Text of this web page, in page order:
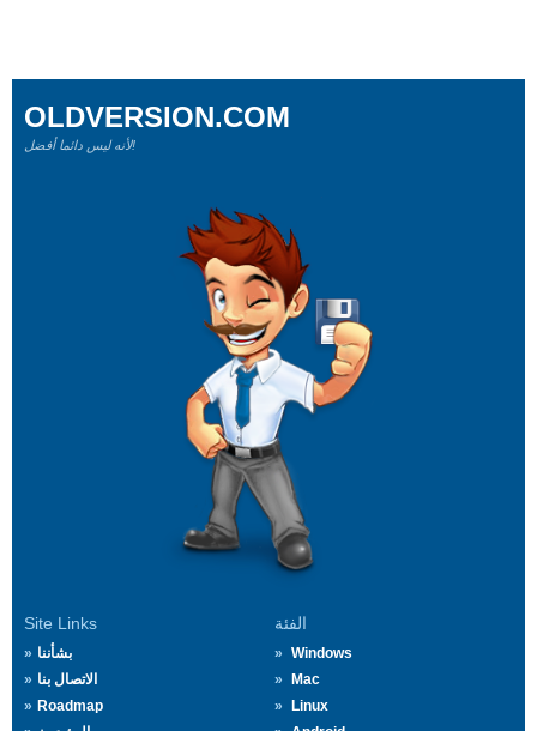
Site Links
بشأننا
الاتصال بنا
Roadmap
الفئة
Windows
Mac
Linux
OLDVERSION.COM
لأنه ليس دائما أفضل!